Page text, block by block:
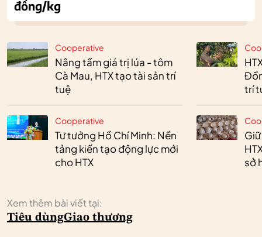
Cooperative
Nâng tầm giá trị lúa - tôm
Cà Mau, HTX tạo tài sản trí
tuệ
Cooperative
Tư tưởng Hồ Chí Minh: Nền
tảng kiến tạo động lực mới
cho HTX
trí
sở
Xem thêm bài viết tại:
Tiêu dùngGiao thương
đồng/kg